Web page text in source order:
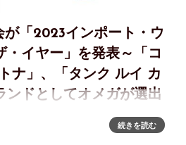
が「2023インポート・ウ
・イヤー」を発表～「コ
ナ」、「タンク ルイ カ
ンドとしてオメガが選出
入協会が「2023 インポート・ウオ
」を発表毎年の恒例となっている、
続きを読む